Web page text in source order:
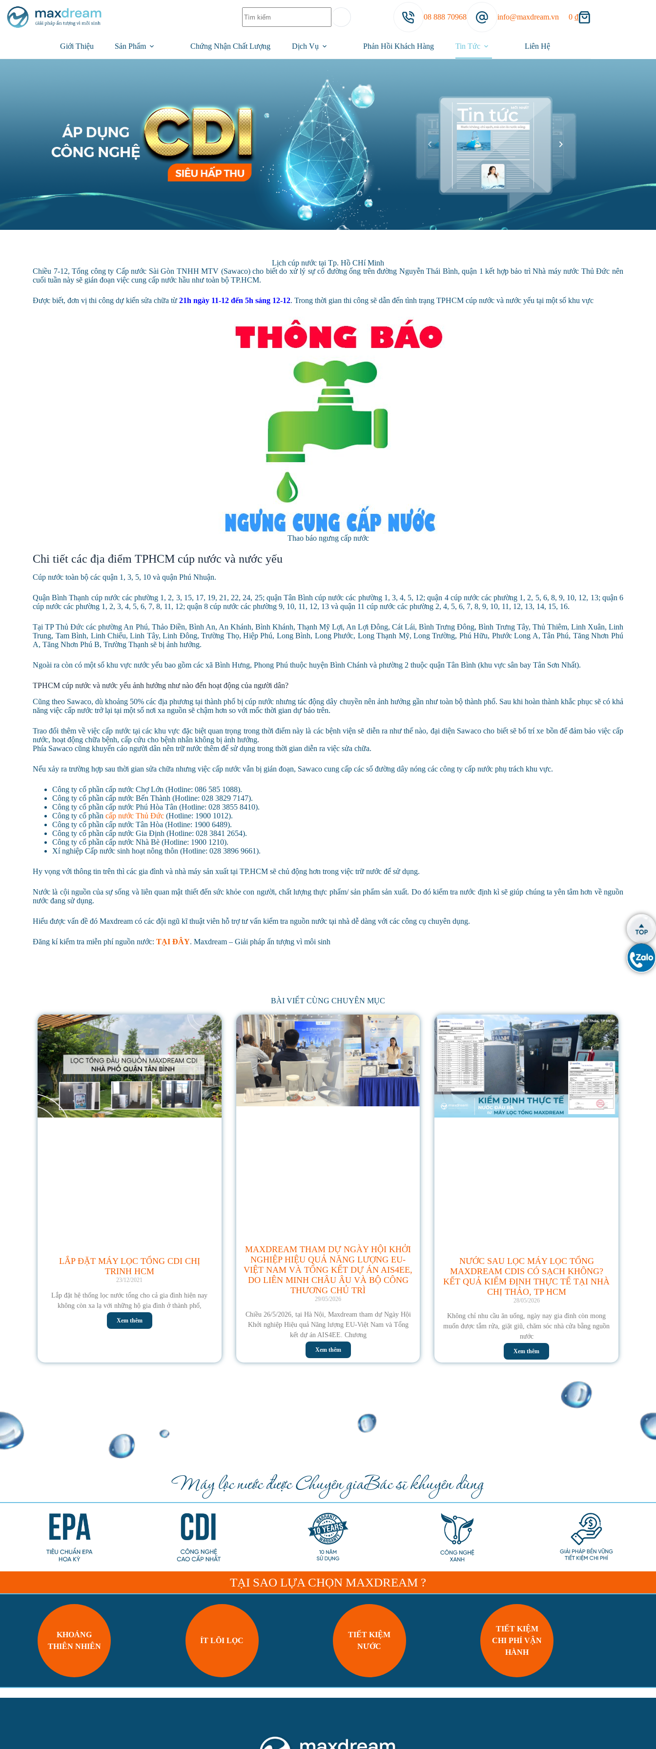
08 888 70968 info@maxdream.vn 0 ₫
Giới Thiệu Sản Phẩm Chứng Nhận Chất Lượng Dịch Vụ Phản Hồi Khách Hàng Tin Tức Liên Hệ
Lịch cúp nước tại Tp. Hồ CHí Minh
Chiều 7-12, Tổng công ty Cấp nước Sài Gòn TNHH MTV (Sawaco) cho biết do xử lý sự cố đường ống trên đường Nguyễn Thái Bình, quận 1 kết hợp bảo trì Nhà máy nước Thủ Đức nên
cuối tuần này sẽ gián đoạn việc cung cấp nước hầu như toàn bộ TP.HCM.
Được biết, đơn vị thi công dự kiến sửa chữa từ21h ngày 11-12 đến 5h sáng 12-12. Trong thời gian thi công sẽ dẫn đến tình trạng TPHCM cúp nước và nước yếu tại một số khu vực
Thao báo ngưng cấp nước
Chi tiết các địa điểm TPHCM cúp nước và nước yếu
Cúp nước toàn bộ các quận 1, 3, 5, 10 và quận Phú Nhuận.
Quận Bình Thạnh cúp nước các phường 1, 2, 3, 15, 17, 19, 21, 22, 24, 25; quận Tân Bình cúp nước các phường 1, 3, 4, 5, 12; quận 4 cúp nước các phường 1, 2, 5, 6, 8, 9, 10, 12, 13; quận 6
cúp nước các phường 1, 2, 3, 4, 5, 6, 7, 8, 11, 12; quận 8 cúp nước các phường 9, 10, 11, 12, 13 và quận 11 cúp nước các phường 2, 4, 5, 6, 7, 8, 9, 10, 11, 12, 13, 14, 15, 16.
Tại TP Thủ Đức các phường An Phú, Thảo Điền, Bình An, An Khánh, Bình Khánh, Thạnh Mỹ Lợi, An Lợi Đông, Cát Lái, Bình Trưng Đông, Bình Trưng Tây, Thủ Thiêm, Linh Xuân, Linh
Trung, Tam Bình, Linh Chiểu, Linh Tây, Linh Đông, Trường Thọ, Hiệp Phú, Long Bình, Long Phước, Long Thạnh Mỹ, Long Trường, Phú Hữu, Phước Long A, Tân Phú, Tăng Nhơn Phú
A, Tăng Nhơn Phú B, Trường Thạnh sẽ bị ảnh hưởng.
Ngoài ra còn có một số khu vực nước yếu bao gồm các xã Bình Hưng, Phong Phú thuộc huyện Bình Chánh và phường 2 thuộc quận Tân Bình (khu vực sân bay Tân Sơn Nhất).
TPHCM cúp nước và nước yếu ảnh hưởng như nào đến hoạt động của người dân?
Cũng theo Sawaco, dù khoảng 50% các địa phương tại thành phố bị cúp nước nhưng tác động dây chuyền nên ảnh hưởng gần như toàn bộ thành phố. Sau khi hoàn thành khắc phục sẽ có khả
năng việc cấp nước trở lại tại một số nơi xa nguồn sẽ chậm hơn so với mốc thời gian dự báo trên.
Trao đổi thêm về việc cấp nước tại các khu vực đặc biệt quan trọng trong thời điểm này là các bệnh viện sẽ diễn ra như thế nào, đại diện Sawaco cho biết sẽ bố trí xe bồn để đảm bảo việc cấp
nước, hoạt động chữa bệnh, cấp cứu cho bệnh nhân không bị ảnh hưởng.
Phía Sawaco cũng khuyến cáo người dân nên trữ nước thêm để sử dụng trong thời gian diễn ra việc sửa chữa.
Nếu xảy ra trường hợp sau thời gian sửa chữa nhưng việc cấp nước vẫn bị gián đoạn, Sawaco cung cấp các số đường dây nóng các công ty cấp nước phụ trách khu vực.
Công ty cổ phần cấp nước Chợ Lớn (Hotline: 086 585 1088).
Công ty cổ phần cấp nước Bến Thành (Hotline: 028 3829 7147).
Công ty cổ phần cấp nước Phú Hòa Tân (Hotline: 028 3855 8410).
Công ty cổ phầncấp nước Thủ Đức (Hotline: 1900 1012).
Công ty cổ phần cấp nước Tân Hòa (Hotline: 1900 6489).
Công ty cổ phần cấp nước Gia Định (Hotline: 028 3841 2654).
Công ty cổ phần cấp nước Nhà Bè (Hotline: 1900 1210).
Xí nghiệp Cấp nước sinh hoạt nông thôn (Hotline: 028 3896 9661).
Hy vọng với thông tin trên thì các gia đình và nhà máy sản xuất tại TP.HCM sẽ chủ động hơn trong việc trữ nước để sử dụng.
Nước là cội nguồn của sự sống và liên quan mật thiết đến sức khỏe con người, chất lượng thực phẩm/ sản phẩm sản xuất. Do đó kiểm tra nước định kì sẽ giúp chúng ta yên tâm hơn về nguồn
nước đang sử dụng.
Hiểu được vấn đề đó Maxdream có các đội ngũ kĩ thuật viên hỗ trợ tư vấn kiểm tra nguồn nước tại nhà dễ dàng với các công cụ chuyên dụng.
Đăng kí kiểm tra miễn phí nguồn nước:TẠI ĐÂY. Maxdream – Giải pháp ấn tượng vì môi sinh
BÀI VIẾT CÙNG CHUYÊN MỤC
LẮP ĐẶT MÁY LỌC TỔNG CDI CHỊ
TRINH HCM
23/12/2021
Lắp đặt hệ thống lọc nước tổng cho cả gia đình hiện nay
không còn xa lạ với những hộ gia đình ở thành phố,
Xem thêm
MAXDREAM THAM DỰ NGÀY HỘI KHỞI
NGHIỆP HIỆU QUẢ NĂNG LƯỢNG EU-
VIỆT NAM VÀ TỔNG KẾT DỰ ÁN AIS4EE,
DO LIÊN MINH CHÂU ÂU VÀ BỘ CÔNG
THƯƠNG CHỦ TRÌ
29/05/2026
Chiều 26/5/2026, tại Hà Nội, Maxdream tham dự Ngày Hội
Khởi nghiệp Hiệu quả Năng lượng EU-Việt Nam và Tổng
kết dự án AIS4EE. Chương
Xem thêm
NƯỚC SAU LỌC MÁY LỌC TỔNG
MAXDREAM CDIS CÓ SẠCH KHÔNG?
KẾT QUẢ KIỂM ĐỊNH THỰC TẾ TẠI NHÀ
CHỊ THẢO, TP HCM
28/05/2026
Không chỉ nhu cầu ăn uống, ngày nay gia đình còn mong
muốn được tắm rửa, giặt giũ, chăm sóc nhà cửa bằng nguồn
nước
Xem thêm
Máy lọc nước được Chuyên giaBác sĩ khuyên dùng
TẠI SAO LỰA CHỌN MAXDREAM ?
KHOÁNG
THIÊN NHIÊN
ÍT LÕI LỌC
TIẾT KIỆM
NƯỚC
TIẾT KIỆM
CHI PHÍ VẬN
HÀNH